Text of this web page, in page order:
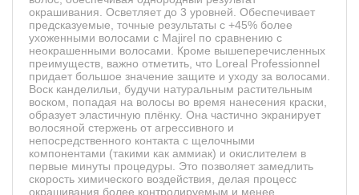
окрашивания. Осветляет до 3 уровней. Обеспечивает
предсказуемые, точные результаты с +45% более
ухоженными волосами с Majirel по сравнению с
неокрашенными волосами. Кроме вышеперечисленных
преимуществ, важно отметить, что Loreal Professionnel
придает большое значение защите и уходу за волосами.
Воск канделильи, будучи натуральным растительным
воском, попадая на волосы во время нанесения краски,
образует эластичную плёнку. Она частично экранирует
волосяной стержень от агрессивного и
непосредственного контакта с щелочными
компонентами (такими как аммиак) и окислителем в
первые минуты процедуры. Это позволяет замедлить
скорость химического воздействия, делая процесс
окрашивания более контролируемым и менее